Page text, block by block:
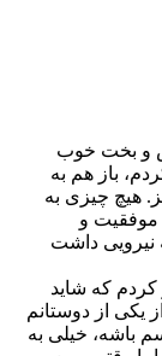
و بخت خوب
باز هم به
هیچ چیزی به
و
داشت
که شاید
یکی از دوستانم
باشه، خیلی به